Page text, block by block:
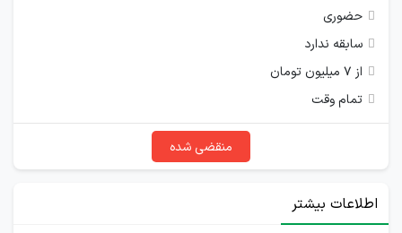
حضوری
سابقه ندارد
از ۷ میلیون تومان
تمام وقت
منقضی شده
اطلاعات بیشتر